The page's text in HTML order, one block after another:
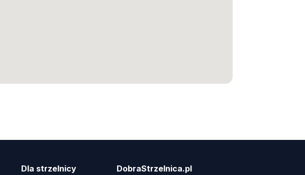
Dla strzelnicy DobraStrzelnica.pl